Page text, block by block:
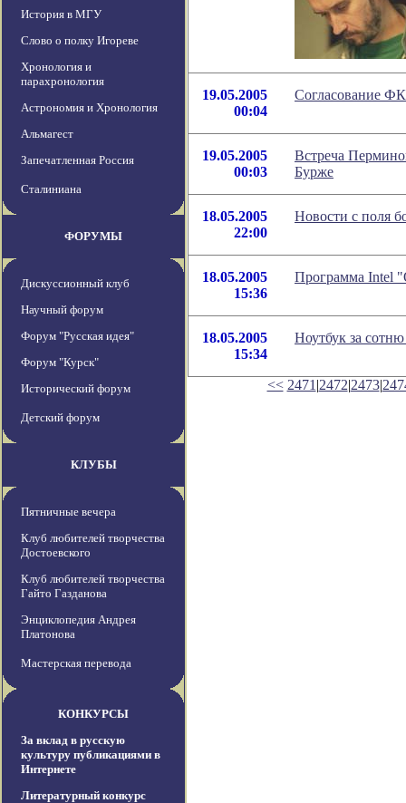
История в МГУ
Слово о полку Игореве
Хронология и
парахронология
Астрономия и Хронология
Альмагест
Запечатленная Россия
Сталиниана
ФОРУМЫ
Дискуссионный клуб
Научный форум
Форум "Русская идея"
Форум "Курск"
Исторический форум
Детский форум
КЛУБЫ
Пятничные вечера
Клуб любителей творчества
Достоевского
Клуб любителей творчества
Гайто Газданова
Энциклопедия Андрея
Платонова
Мастерская перевода
КОНКУРСЫ
За вклад в русскую
культуру публикациями в
Интернете
Литературный конкурс
19.05.2005
00:04
Согласование
19.05.2005
00:03
Встреча
Бурже
18.05.2005
22:00
Новости с поля
18.05.2005
15:36
Программа Intel
18.05.2005
15:34
Ноутбук за
<< 2471 |2472|2473|